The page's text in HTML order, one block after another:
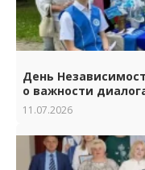
День
о важности
11.07.2026